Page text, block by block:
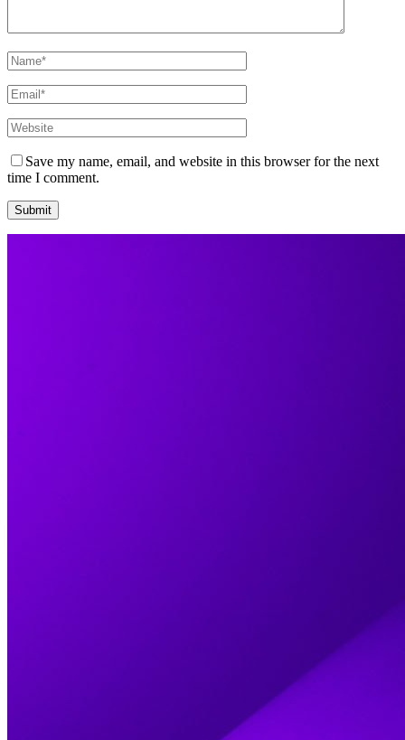
Save my name, email, and website in this browser for the next
time I comment.